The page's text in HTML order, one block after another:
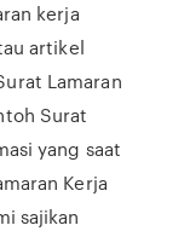
kerja
artikel
Lamaran
Surat
yang saat
Kerja
sajikan